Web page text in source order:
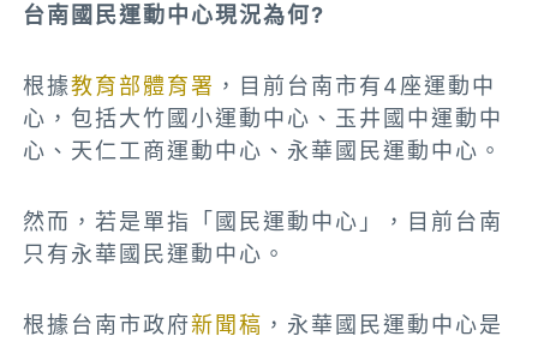
台南國民運動中心現況為何?
根據教育部體育署 ，目前台南市有4座運動中
心，包括大竹國小運動中心、玉井國中運動中
心、天仁工商運動中心、永華國民運動中心。
然而，若是單指「國民運動中心」，目前台南
只有永華國民運動中心。
根據台南市政府新聞稿 ，永華國民運動中心是